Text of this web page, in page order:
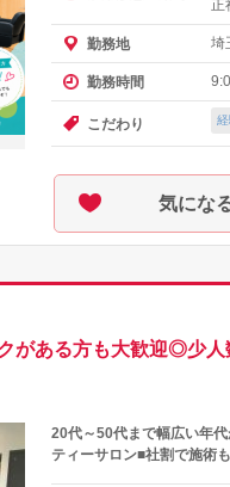
正
勤務地 埼
勤務時間
こだわり
気にな
がある方も大歓迎◎少
20代～50代まで幅広い年
ティーサロン■社割で施術